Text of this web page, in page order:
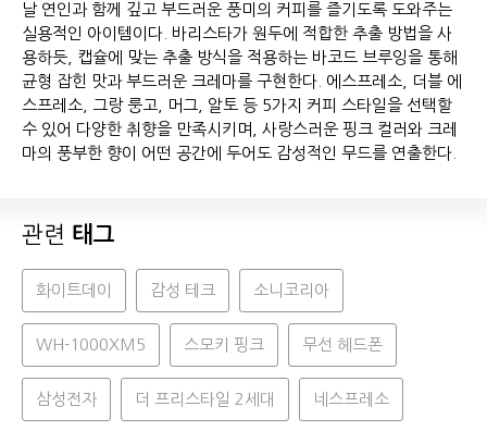
날 연인과 함께 깊고 부드러운 풍미의 커피를 즐기도록 도와주는
실용적인 아이템이다. 바리스타가 원두에 적합한 추출 방법을 사
용하듯, 캡슐에 맞는 추출 방식을 적용하는 바코드 브루잉을 통해
균형 잡힌 맛과 부드러운 크레마를 구현한다. 에스프레소, 더블 에
스프레소, 그랑 룽고, 머그, 알토 등 5가지 커피 스타일을 선택할
수 있어 다양한 취향을 만족시키며, 사랑스러운 핑크 컬러와 크레
마의 풍부한 향이 어떤 공간에 두어도 감성적인 무드를 연출한다.
관련 태그
화이트데이 감성 테크 소니코리아
WH-1000XM5 스모키 핑크 무선 헤드폰
삼성전자 더 프리스타일 2세대 네스프레소